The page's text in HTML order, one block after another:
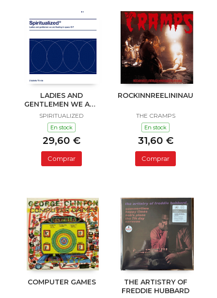
LADIES AND
GENTLEMEN WE ARE
FLOATING IN SPACE
SPIRITUALIZED
En stock
29,60 €
Comprar
THE CRAMPS
En stock
31,60 €
Comprar
COMPUTER GAMES
THE ARTISTRY OF
FREDDIE HUBBARD